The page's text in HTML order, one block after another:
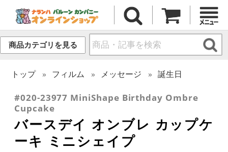
商品カテゴリを見る
トップ フィルム メッセージ 誕生日
#020-23977 MiniShape Birthday Ombre
Cupcake
バースデイ オンブレ カップケ
ーキ ミニシェイプ